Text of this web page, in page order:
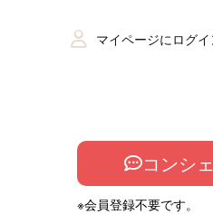
マイページにログイ
コンシ
※会員登録不要です。